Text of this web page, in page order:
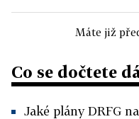
Máte již
Co se dočtete
Jaké plány DRFG